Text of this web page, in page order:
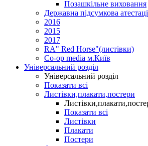
Позашкільне виховання
Державна підсумкова
2016
2015
2017
RA" Red Horse"(листівки)
Co-op media м.Київ
Універсальний розділ
Універсальний розділ
Показати всі
Листівки,плакати,постери
Показати всі
Листівки
Плакати
Постери